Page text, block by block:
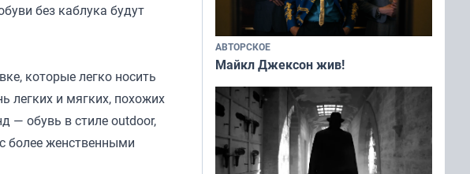
без каблука будут
которые легко носить
и мягких, похожих
— обувь в стиле outdoor,
более женственными
АВТОРСКОЕ
Майкл Джексон жив!